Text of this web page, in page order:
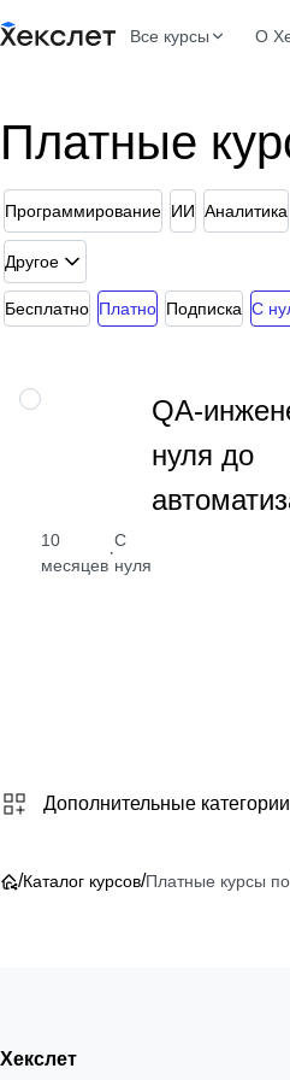
Все курсы О
Платные
Программирование ИИ Аналитика
Другое
Бесплатно Платно Подписка С
ПРОФЕССИЯ
10
месяцев
·
С
нуля
QA-
нуля до
Дополнительные категории
/Каталог курсов/Платные курсы
Хекслет